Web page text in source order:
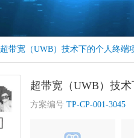
超带宽（UWB）技术下的个人终端
超带宽（UWB）技
方案编号 TP-CP-001-3045